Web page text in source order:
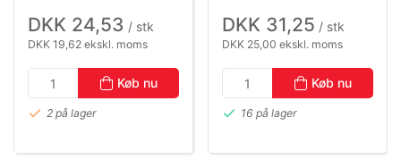
DKK 24,53 / stk
DKK 19,62 ekskl. moms
Køb nu
2 på lager
DKK 31,25 / stk
DKK 25,00 ekskl. moms
Køb nu
16 på lager